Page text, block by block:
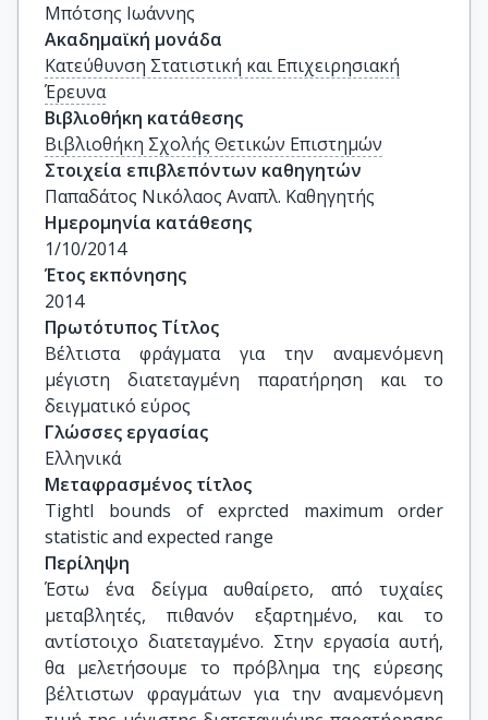
Μπότσης Ιωάννης
Ακαδημαϊκή μονάδα
Κατεύθυνση Στατιστική και Επιχειρησιακή
Έρευνα
Βιβλιοθήκη κατάθεσης
Βιβλιοθήκη Σχολής Θετικών Επιστημών
Στοιχεία επιβλεπόντων καθηγητών
Παπαδάτος Νικόλαος Αναπλ. Καθηγητής
Ημερομηνία κατάθεσης
1/10/2014
Έτος εκπόνησης
2014
Πρωτότυπος Τίτλος
Βέλτιστα φράγματα για την αναμενόμενη
μέγιστη διατεταγμένη παρατήρηση και το
δειγματικό εύρος
Γλώσσες εργασίας
Ελληνικά
Μεταφρασμένος τίτλος
TightI bounds of exprcted maximum order
statistic and expected range
Περίληψη
Έστω ένα δείγμα αυθαίρετο, από τυχαίες
μεταβλητές, πιθανόν εξαρτημένο, και το
αντίστοιχο διατεταγμένο. Στην εργασία αυτή,
θα μελετήσουμε το πρόβλημα της εύρεσης
βέλτιστων φραγμάτων για την αναμενόμενη